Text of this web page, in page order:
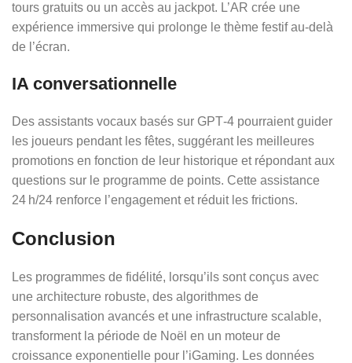
tours gratuits ou un accès au jackpot. L’AR crée une
expérience immersive qui prolonge le thème festif au-delà
de l’écran.
IA conversationnelle
Des assistants vocaux basés sur GPT‑4 pourraient guider
les joueurs pendant les fêtes, suggérant les meilleures
promotions en fonction de leur historique et répondant aux
questions sur le programme de points. Cette assistance
24 h/24 renforce l’engagement et réduit les frictions.
Conclusion
Les programmes de fidélité, lorsqu’ils sont conçus avec
une architecture robuste, des algorithmes de
personnalisation avancés et une infrastructure scalable,
transforment la période de Noël en un moteur de
croissance exponentielle pour l’iGaming. Les données